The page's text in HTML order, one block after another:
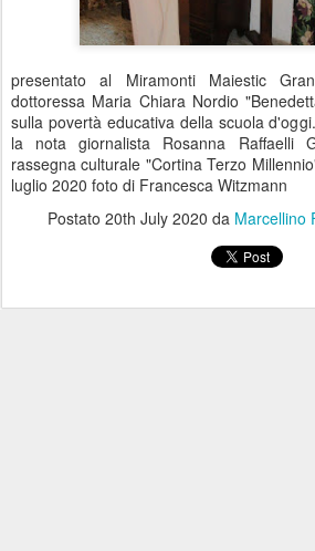
presentato al Miramonti Maiestic
dottoressa Maria Chiara Nordio
sulla povertà educativa della scuola
la nota giornalista Rosanna Raffaelli
rassegna culturale "Cortina Terzo
luglio 2020 foto di Francesca Witzmann
Postato 20th July 2020 da Marcellino